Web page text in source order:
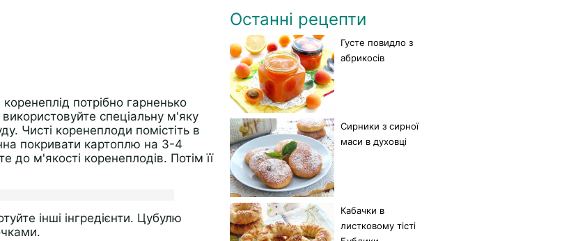
потрібно гарненько
спеціальну м'яку
Чисті коренеплоди помістіть в
покривати картоплю на 3-4
до м'якості коренеплодів. Потім її
інші інгредієнти. Цубулю
Останні рецепти
Густе повидло з
абрикосів
Сирники з сирної
маси в духовці
Кабачки в
листковому тісті